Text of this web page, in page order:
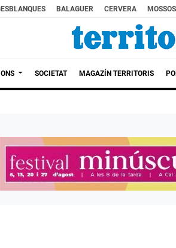
BALAGUER CERVERA MOSSOS
SOCIETAT MAGAZÍN TERRITORIS